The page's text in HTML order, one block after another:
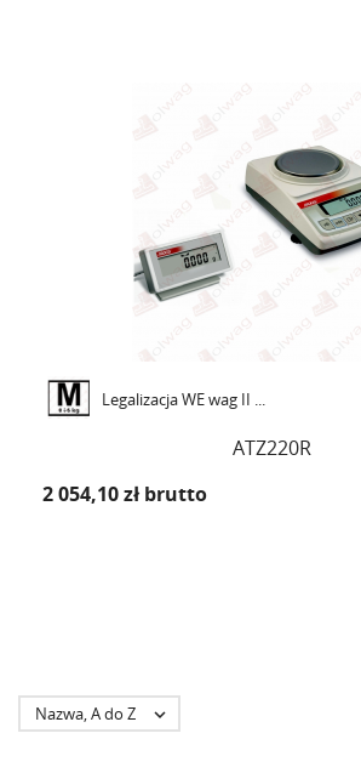
Legalizacja WE wag II ...
ATZ220R
2 054,10 zł brutto
Nazwa, A do Z 